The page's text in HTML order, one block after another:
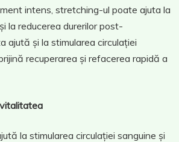
intens, stretching-ul poate ajuta la
la reducerea durerilor post-
ajută și la stimularea circulației
recuperarea și refacerea rapidă a
la stimularea circulației sanguine și